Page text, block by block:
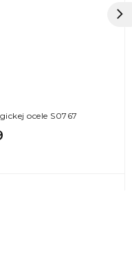
ocele S0767